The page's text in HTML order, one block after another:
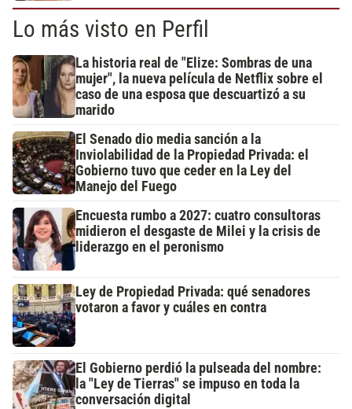
Lo más visto en Perfil
La historia real de "Elize: Sombras de una
mujer", la nueva película de Netflix sobre el
caso de una esposa que descuartizó a su
marido
El Senado dio media sanción a la
Inviolabilidad de la Propiedad Privada: el
Gobierno tuvo que ceder en la Ley del
Manejo del Fuego
Encuesta rumbo a 2027: cuatro consultoras
midieron el desgaste de Milei y la crisis de
liderazgo en el peronismo
Ley de Propiedad Privada: qué senadores
votaron a favor y cuáles en contra
El Gobierno perdió la pulseada del nombre:
la "Ley de Tierras" se impuso en toda la
conversación digital